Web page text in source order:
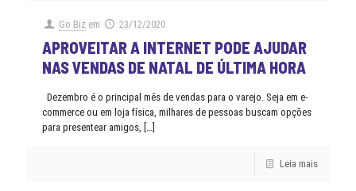
Go Biz em 23/12/2020
APROVEITAR A INTERNET PODE AJUDAR
NAS VENDAS DE NATAL DE ÚLTIMA HORA
Dezembro é o principal mês de vendas para o varejo. Seja em e-
commerce ou em loja física, milhares de pessoas buscam opções
para presentear amigos, […]
Leia mais